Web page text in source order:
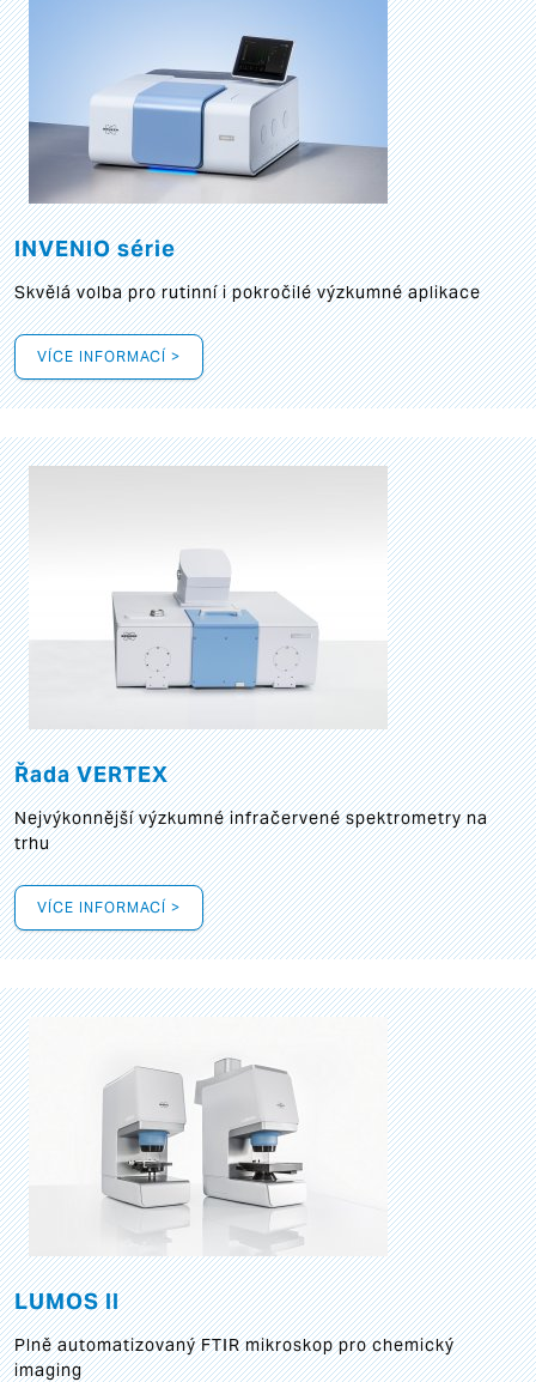
INVENIO série
Skvělá volba pro rutinní i pokročilé výzkumné aplikace
VÍCE INFORMACÍ >
Řada VERTEX
Nejvýkonnější výzkumné infračervené spektrometry na
trhu
VÍCE INFORMACÍ >
LUMOS II
Plně automatizovaný FTIR mikroskop pro chemický
imaging